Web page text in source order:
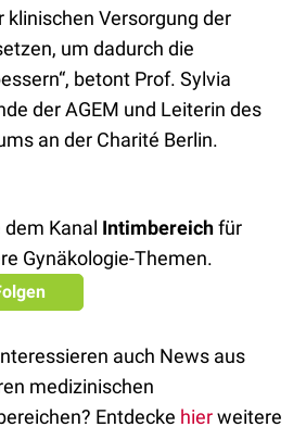
klinischen Versorgung der
um dadurch die
betont Prof. Sylvia
der AGEM und Leiterin des
an der Charité Berlin.
dem Kanal Intimbereichfür
Gynäkologie-Themen.
auch News aus
medizinischen
Entdecke hierweitere